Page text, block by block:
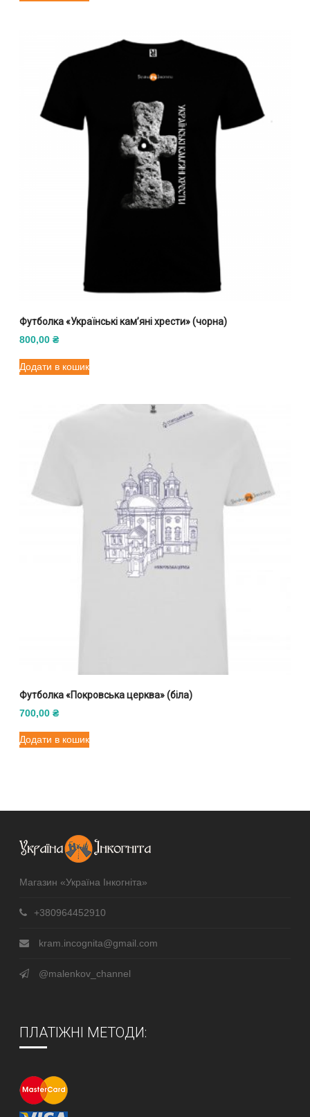
Футболка «Українські кам’яні хрести» (чорна)
800,00₴
Додати в кошик
Футболка «Покровська церква» (біла)
700,00₴
Додати в кошик
Магазин «Україна Інкогніта»
+380964452910
kram.incognita@gmail.com
@malenkov_channel
ПЛАТІЖНІ МЕТОДИ: